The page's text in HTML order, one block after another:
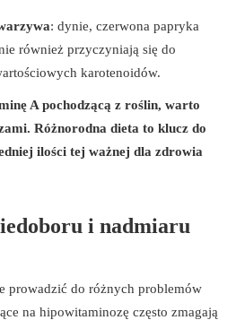
: dynie, czerwona papryka
również przyczyniają się do
karotenoidów.
A pochodzącą z roślin, warto
Różnorodna dieta to klucz do
ilości tej ważnej dla zdrowia
i nadmiaru
prowadzić do różnych problemów
na hipowitaminozę często zmagają